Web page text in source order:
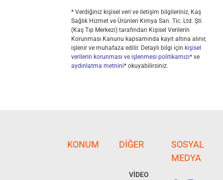
* Verdiğiniz kişisel veri ve iletişim bilgileriniz, Kaş
Sağlık Hizmet ve Ürünleri Kimya San. Tic. Ltd. Şti
(Kaş Tıp Merkezi) tarafından Kişisel Verilerin
Korunması Kanunu kapsamında kayıt altına alınır,
işlenir ve muhafaza edilir. Detaylı bilgi için kişisel
verilerin korunması ve işlenmesi politikamızı*ve
aydınlatma metnini* okuyabilirsiniz.
KONUM DIĞER
VİDEO
SOSYAL
MEDYA